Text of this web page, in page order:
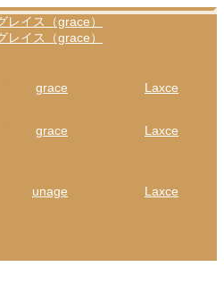
grace
Laxce
grace
Laxce
unage
Laxce